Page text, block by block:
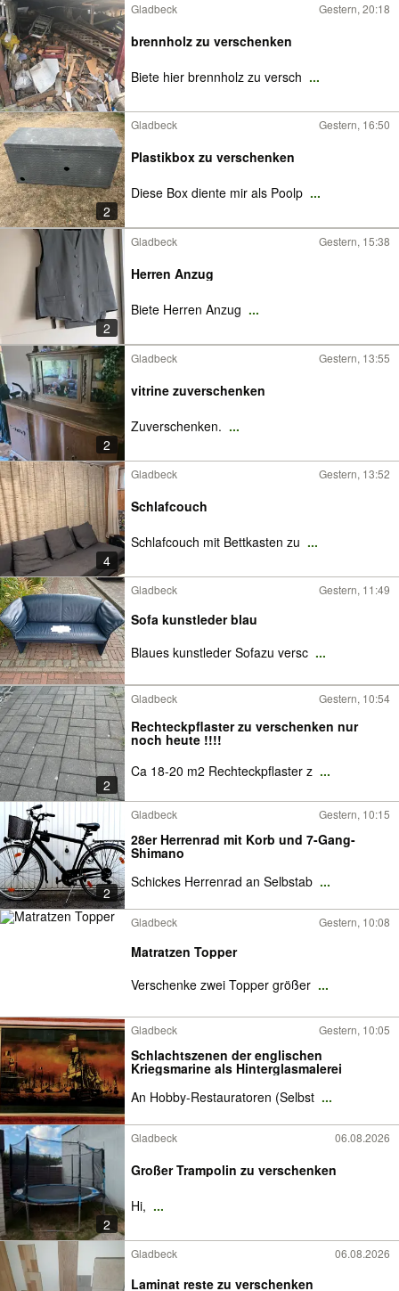
Gladbeck Gestern, 20:18
brennholz zu verschenken
Biete hier brennholz zu versch ...
2
Gladbeck Gestern, 16:50
Plastikbox zu verschenken
Diese Box diente mir als Poolp ...
2
Gladbeck Gestern, 15:38
Herren Anzug
Biete Herren Anzug ...
2
Gladbeck Gestern, 13:55
vitrine zuverschenken
Zuverschenken. ...
4
Gladbeck Gestern, 13:52
Schlafcouch
Schlafcouch mit Bettkasten zu ...
Gladbeck Gestern, 11:49
Sofa kunstleder blau
Blaues kunstleder Sofazu versc ...
2
Gladbeck Gestern, 10:54
Rechteckpflaster zu verschenken nur
noch heute !!!!
Ca 18-20 m2 Rechteckpflaster z ...
2
Gladbeck Gestern, 10:15
28er Herrenrad mit Korb und 7-Gang-
Shimano
Schickes Herrenrad an Selbstab ...
Gladbeck Gestern, 10:08
Matratzen Topper
Verschenke zwei Topper größer ...
Gladbeck Gestern, 10:05
Schlachtszenen der englischen
Kriegsmarine als Hinterglasmalerei
An Hobby-Restauratoren (Selbst ...
2
Gladbeck 06.08.2026
Großer Trampolin zu verschenken
Hi, ...
Gladbeck 06.08.2026
Laminat reste zu verschenken